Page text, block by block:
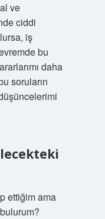
ve
ciddi
iş
bu
daha
soruların
ettiğim ama